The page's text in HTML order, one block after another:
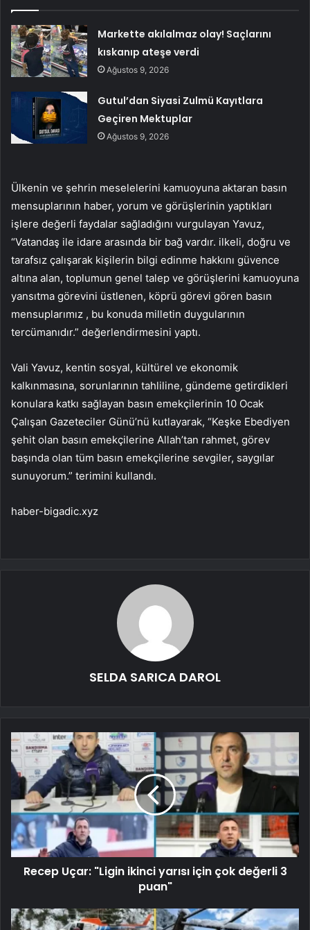
Markette akılalmaz olay! Saçlarını
kıskanıp ateşe verdi
Ağustos 9, 2026
Gutul’dan Siyasi Zulmü Kayıtlara
Geçiren Mektuplar
Ağustos 9, 2026
Ülkenin ve şehrin meselelerini kamuoyuna aktaran basın
mensuplarının haber, yorum ve görüşlerinin yaptıkları
işlere değerli faydalar sağladığını vurgulayan Yavuz,
“Vatandaş ile idare arasında bir bağ vardır. ilkeli, doğru ve
tarafsız çalışarak kişilerin bilgi edinme hakkını güvence
altına alan, toplumun genel talep ve görüşlerini kamuoyuna
yansıtma görevini üstlenen, köprü görevi gören basın
mensuplarımız , bu konuda milletin duygularının
tercümanıdır.” değerlendirmesini yaptı.
Vali Yavuz, kentin sosyal, kültürel ve ekonomik
kalkınmasına, sorunlarının tahliline, gündeme getirdikleri
konulara katkı sağlayan basın emekçilerinin 10 Ocak
Çalışan Gazeteciler Günü’nü kutlayarak, “Keşke Ebediyen
şehit olan basın emekçilerine Allah’tan rahmet, görev
başında olan tüm basın emekçilerine sevgiler, saygılar
sunuyorum.” terimini kullandı.
haber-bigadic.xyz
SELDA SARICA DAROL
Recep Uçar: "Ligin ikinci yarısı için çok değerli 3
puan"